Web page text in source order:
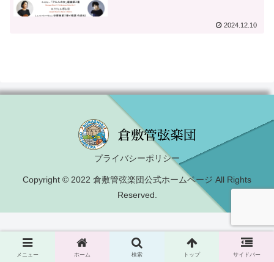
2024.12.10
プライバシーポリシー
Copyright © 2022 倉敷管弦楽団公式ホームページ All Rights
Reserved.
メニュー ホーム 検索 トップ サイドバー